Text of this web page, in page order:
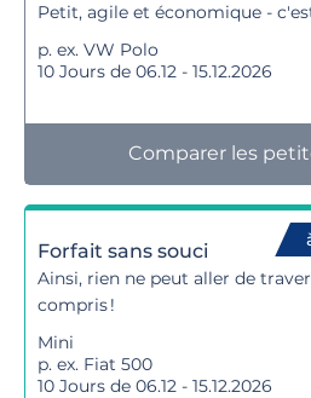
Petit, agile et économique -
p. ex. VW Polo
10 Jours de 06.12 - 15.12.2026
Comparer les
Forfait sans souci
Ainsi, rien ne peut aller de
compris !
Mini
p. ex. Fiat 500
10 Jours de 06.12 - 15.12.2026